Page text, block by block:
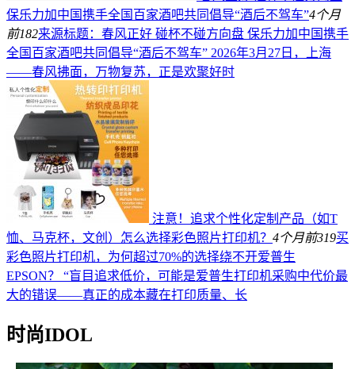
保乐力加中国携手全国百家酒吧共同倡导“酒后不驾车”4个月
前182来源标题：春风正好 碰杯不碰方向盘 保乐力加中国携手
全国百家酒吧共同倡导“酒后不驾车” 2026年3月27日，上海
——春风拂面，万物复苏，正是欢聚好时
注意！追求个性化定制产品（如T
恤、马克杯，文创）怎么选择彩色照片打印机？ 4个月前319买
彩色照片打印机，为何超过70%的选择绕不开爱普生
EPSON？ “盲目追求低价，可能是爱普生打印机采购中代价最
大的错误——真正的成本藏在打印质量、长
时尚IDOL